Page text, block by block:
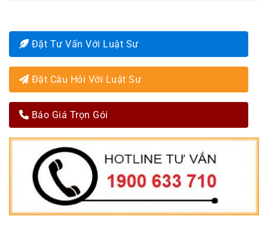
Đặt Tư Vấn Với Luật Sư
Đặt Câu Hỏi Với Luật Sư
Báo Giá Trọn Gói